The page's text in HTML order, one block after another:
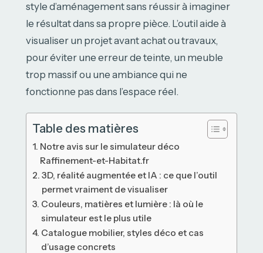
style d’aménagement sans réussir à imaginer
le résultat dans sa propre pièce. L’outil aide à
visualiser un projet avant achat ou travaux,
pour éviter une erreur de teinte, un meuble
trop massif ou une ambiance qui ne
fonctionne pas dans l’espace réel.
Table des matières
Notre avis sur le simulateur déco
Raffinement-et-Habitat.fr
3D, réalité augmentée et IA : ce que l’outil
permet vraiment de visualiser
Couleurs, matières et lumière : là où le
simulateur est le plus utile
Catalogue mobilier, styles déco et cas
d’usage concrets